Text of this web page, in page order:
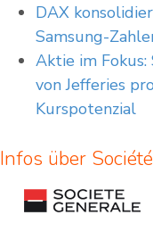
DAX
Samsung-
Aktie im Fokus:
von Jefferies
Kurspotenzial
Infos über